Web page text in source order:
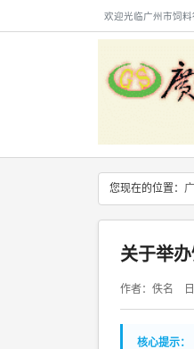
欢迎光临广州市饲料
您现在的位置：
关于举
作者：佚名
核心提示：